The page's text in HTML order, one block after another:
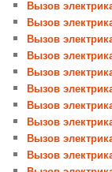
Вызов
Вызов
Вызов
Вызов
Вызов
Вызов
Вызов
Вызов
Вызов
Вызов